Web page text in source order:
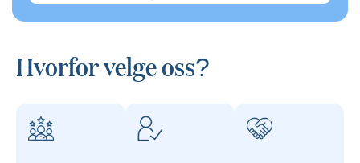
Hvorfor velge oss?